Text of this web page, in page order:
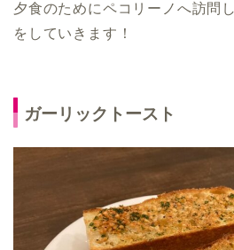
夕食のためにペコリーノへ訪問
をしていきます！
ガーリックトースト